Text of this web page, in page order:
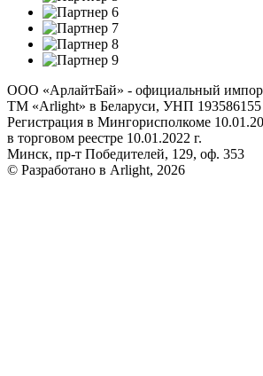
ООО «АрлайтБай» - официальный
ТМ «Arlight» в Беларуси, УНП 193586155
Регистрация в Мингорисполкоме
в торговом реестре 10.01.2022 г.
Минск, пр-т Победителей, 129, оф. 353
© Разработано в Arlight, 2026